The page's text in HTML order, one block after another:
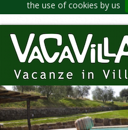
the use of cookies by us